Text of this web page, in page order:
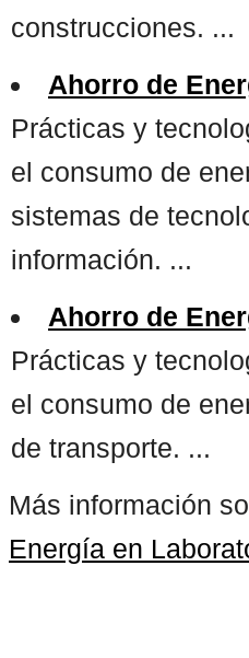
construcciones. ...
Ahorro de
Prácticas y
el consumo de
sistemas de
información. ...
Ahorro de
Prácticas y
el consumo de
de transporte. ...
Más información
Energía en